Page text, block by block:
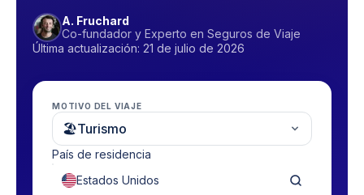
A. Fruchard
Co-fundador y Experto en Seguros de Viaje
Última actualización: 21 de julio de 2026
MOTIVO DEL VIAJE
🏖Turismo
País de residencia